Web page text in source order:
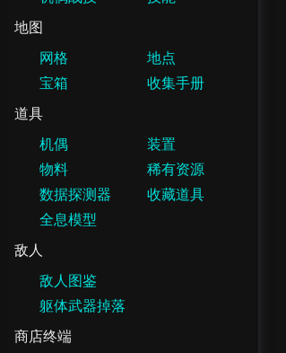
地图
网格
地点
宝箱
收集手册
道具
机偶
装置
物料
稀有资源
数据探测器
收藏道具
全息模型
敌人
敌人图鉴
躯体武器掉落
商店终端